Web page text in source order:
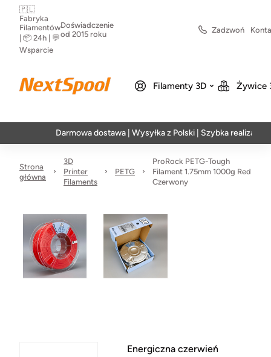
🇵🇱
Fabryka
Filamentów
| 📦 24h | 💬
Wsparcie
Doświadczenie
od 2015 roku
Zadzwoń
Filamenty 3D Żywice
Darmowa dostawa | Wysyłka z Polski | Szybka realizacja w 24h
Strona
główna
3D
Printer
Filaments
PETG
ProRock PETG-Tough
Filament 1.75mm 1000g Red
Czerwony
Energiczna czerwień